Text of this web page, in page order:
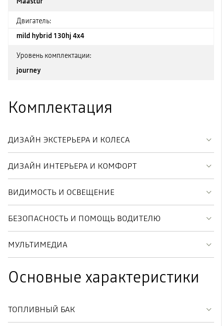
Двигатель:
mild hybrid 130hj 4x4
Уровень комплектации:
journey
Комплектация
ДИЗАЙН ЭКСТЕРЬЕРА И КОЛЕСА
ДИЗАЙН ИНТЕРЬЕРА И КОМФОРТ
ВИДИМОСТЬ И ОСВЕЩЕНИЕ
БЕЗОПАСНОСТЬ И ПОМОЩЬ ВОДИТЕЛЮ
МУЛЬТИМЕДИА
Основные характеристики
ТОПЛИВНЫЙ БАК